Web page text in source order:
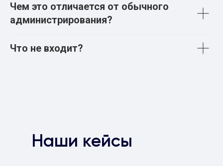
Чем это отличается от обычного
администрирования?
Что не входит?
Наши кейсы